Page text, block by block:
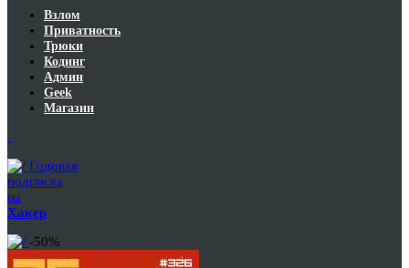
Взлом
Приватность
Трюки
Кодинг
Админ
Geek
Магазин
Годовая
подписка
на
Хакер
-50%